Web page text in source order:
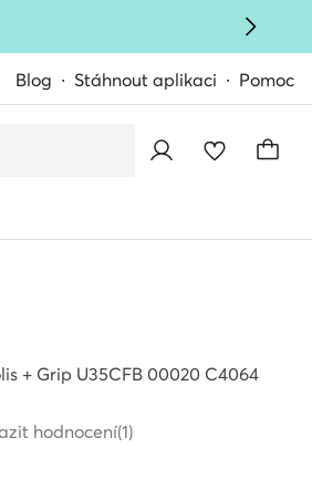
Blog Stáhnout aplikaci Pomoc
+ Grip U35CFB 00020 C4064
škále 1 až 5
hodnocení(1)